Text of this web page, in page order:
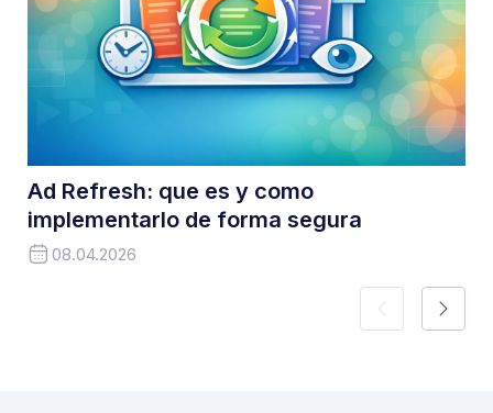
Ad Refresh: que es y como
implementarlo de forma segura
08.04.2026